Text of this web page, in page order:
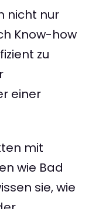
nicht nur
Know-how
zu
einer
mit
wie Bad
sie, wie